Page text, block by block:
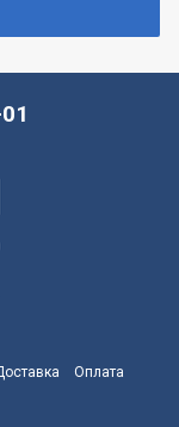
Оплата